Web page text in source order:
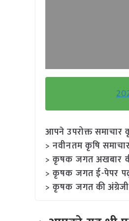
आपने उपरोक्त
> नवीनतम कृषि
> कृषक जगत अखबार
> कृषक जगत ई-पेपर
> कृषक जगत की